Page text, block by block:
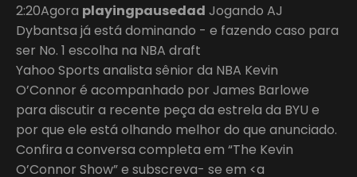
2:20Agora playingpausedad Jogando AJ
Dybantsa já está dominando - e fazendo caso para
ser No. 1 escolha na NBA draft
Yahoo Sports analista sênior da NBA Kevin
O’Connor é acompanhado por James Barlowe
para discutir a recente peça da estrela da BYU e
por que ele está olhando melhor do que anunciado.
Confira a conversa completa em “The Kevin
O’Connor Show” e subscreva- se em <a